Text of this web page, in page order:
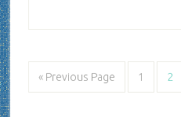
« Previous Page 1 2